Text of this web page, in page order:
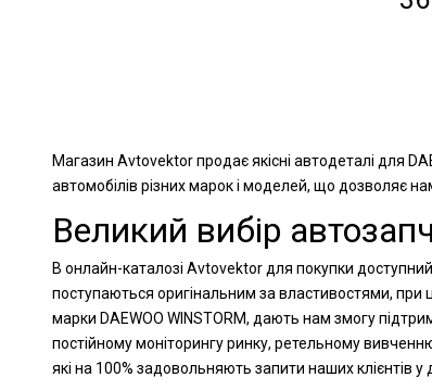
Магазин Avtovektor продає якісні автодеталі для
автомобілів різних марок і моделей, що дозволяє
Великий вибір
В онлайн-каталозі Avtovektor для покупки доступний
поступаються оригінальним за властивостями, при
марки DAEWOO WINSTORM, дають нам змогу
постійному моніторингу ринку, ретельному
які на 100% задовольняють запити наших клієнтів